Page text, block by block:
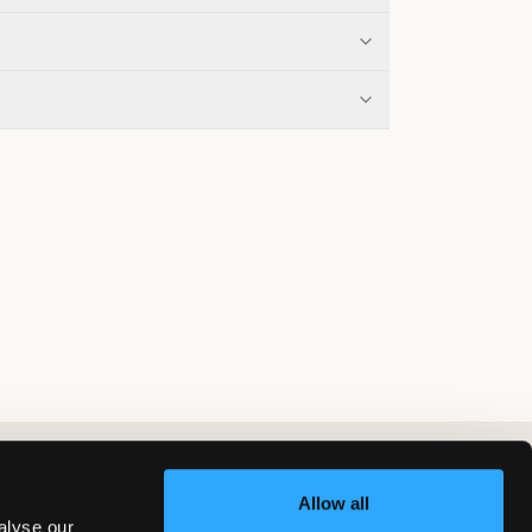
our
Allow all